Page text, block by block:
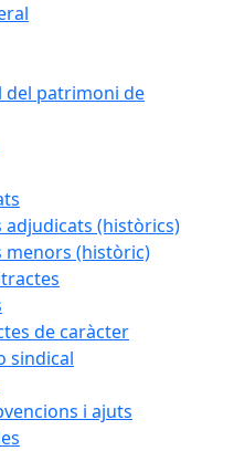
del patrimoni de
adjudicats (històrics)
menors (històric)
de caràcter
sindical
i ajuts